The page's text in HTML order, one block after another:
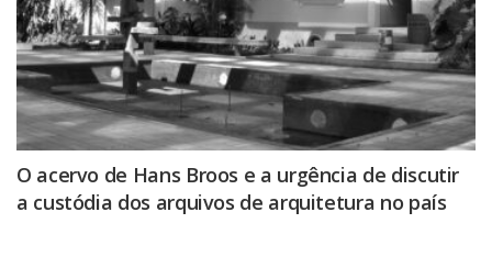
O acervo de Hans Broos e a urgência de discutir
a custódia dos arquivos de arquitetura no país